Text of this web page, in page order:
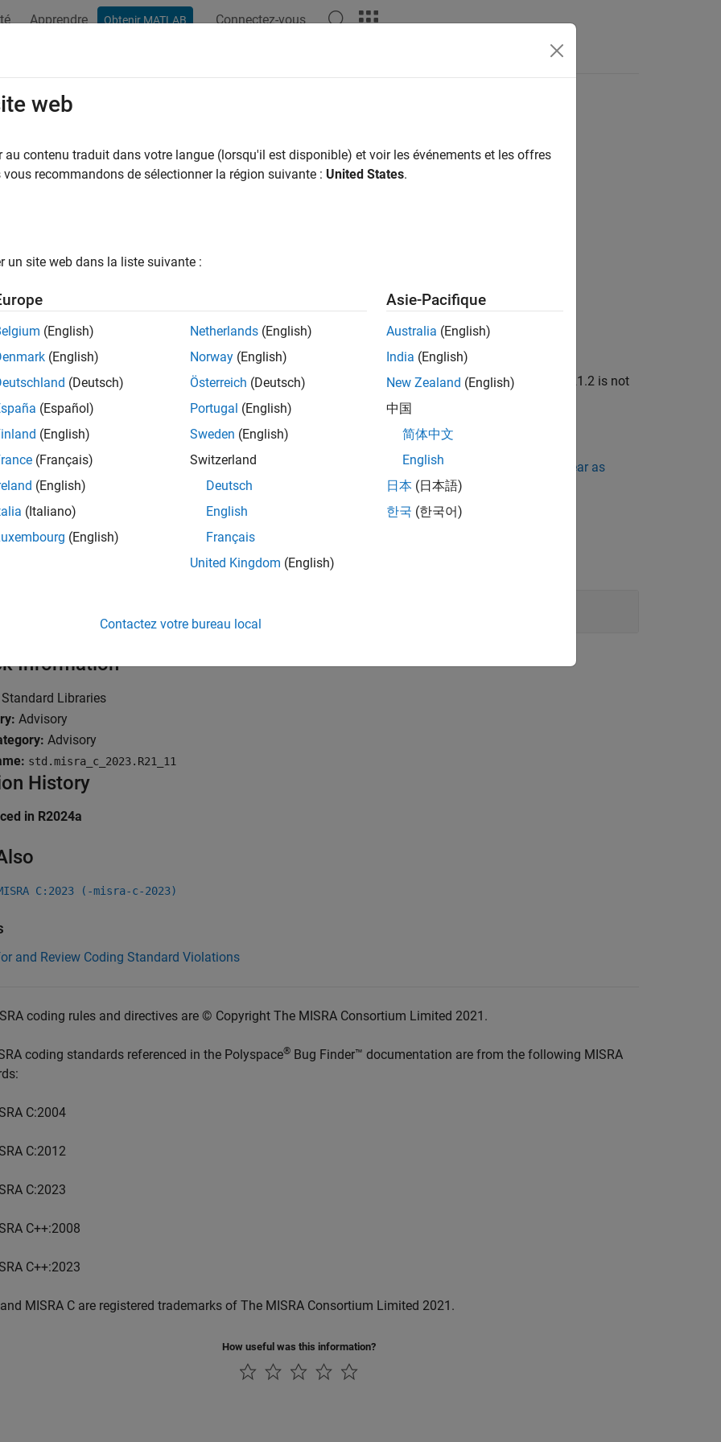
Apprendre Obtenir MATLAB Connectez-vous
Answers
C:2023 Rule 21.11
header file <tgmath.h> should not be used
facilities of this header file can cause undefined behavior.
Implementation
is a macro and the macro is expanded in the code, this rule is violated. It is assumed that rule 21.2 is not
a rule violation but do not see it, refer to
Diagnose Why Coding Standard Violations Do Not Appear as
.
Information
Standard Libraries
Advisory
Advisory
std.misra_c_2023.R21_11
History
in R2024a
C:2023 (-misra-c-2023)
and Review Coding Standard Violations
coding rules and directives are © Copyright The MISRA Consortium Limited 2021.
coding standards referenced in the Polyspace® Bug Finder™ documentation are from the following MISRA
C:2004
C:2012
C:2023
C++:2008
C++:2023
MISRA C are registered trademarks of The MISRA Consortium Limited 2021.
How useful was this information?
web
au contenu traduit dans votre langue (lorsqu'il est disponible) et voir les événements et les offres
vous recommandons de sélectionner la région suivante : United States.
un site web dans la liste suivante :
(English)
(English)
(Deutsch)
(Español)
(English)
(Français)
(English)
(Italiano)
(English)
Netherlands (English)
Norway (English)
Österreich (Deutsch)
Portugal (English)
Sweden (English)
Switzerland
Deutsch
English
Français
United Kingdom (English)
Asie-Pacifique
Australia (English)
India (English)
New Zealand (English)
中国
简体中文
English
日本 (日本語)
한국 (한국어)
Contactez votre bureau local